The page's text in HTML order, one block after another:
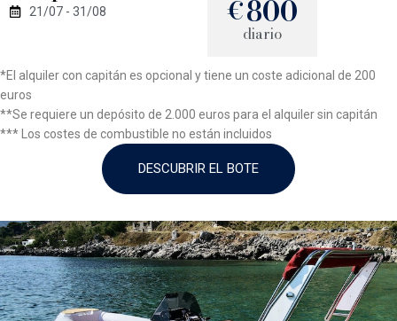
21/07 - 31/08 €800
diario
*El alquiler con capitán es opcional y tiene un coste adicional de 200
euros
**Se requiere un depósito de 2.000 euros para el alquiler sin capitán
*** Los costes de combustible no están incluidos
DESCUBRIR EL BOTE